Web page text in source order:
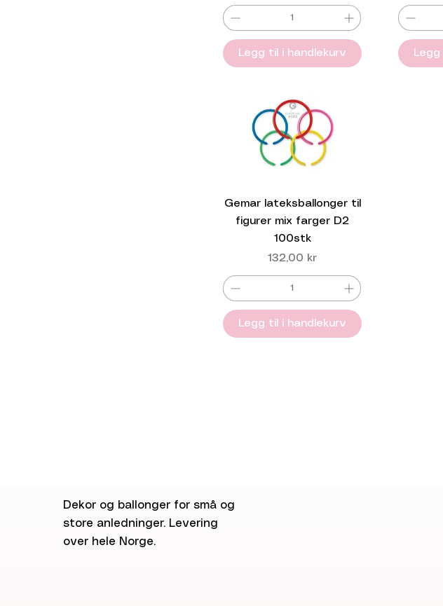
Legg til i handlekurv
Gemar lateksballonger til
figurer mix farger D2
100stk
Pris
132,00 kr
Legg til i handlekurv
Dekor og ballonger for små og
store anledninger. Levering
over hele Norge.